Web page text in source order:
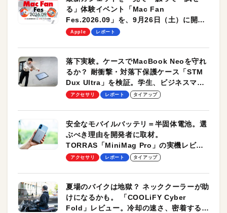
る」体験イベント「Mac Fan
Fes.2026.09」を、9月26日（土）に開催
します！
Apple レポート
落下実験。ケースでMacBook Neoを守れ
るか？ 耐衝撃・対落下保護ケース「STM
Dux Ultra」を検証。学生、ビジネスマン
のモバイルユースに最適！
アクセサリ レポート タイアップ
安全なモバイルバッテリ＝半固体電池。選
ぶべき理由を開発者に取材。
TORRAS「MiniMag Pro」の実機レビュ
ーも
アクセサリ レポート タイアップ
夏場のバイクは地獄？ ネッククーラーが助
けになるかも。 「COOLiFY Cyber
Fold」レビュー。冷却の速さ、密着する冷